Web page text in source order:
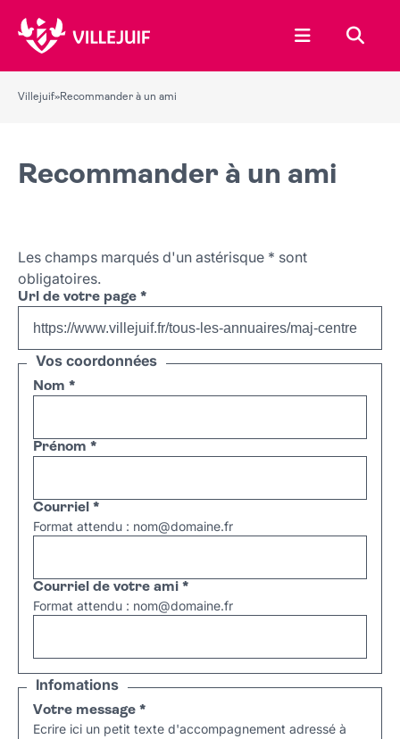
Ouvrir le
Villejuif»Recommander à un ami
Recommander à un ami
Les champs marqués d'un astérisque * sont
obligatoires.
Url de votre page *
Vos coordonnées
Nom *
Prénom *
Courriel *
Format attendu : nom@domaine.fr
Courriel de votre ami *
Format attendu : nom@domaine.fr
Infomations
Votre message *
Ecrire ici un petit texte d'accompagnement adressé à